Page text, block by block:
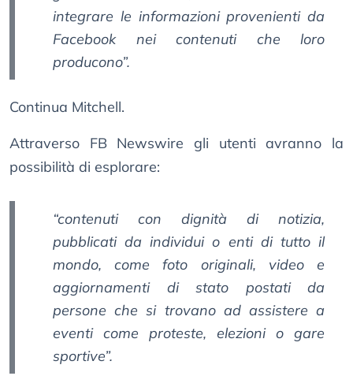
integrare le informazioni provenienti da
Facebook nei contenuti che loro
producono”.
Continua Mitchell.
Attraverso FB Newswire gli utenti avranno la
possibilità di esplorare:
“contenuti con dignità di notizia,
pubblicati da individui o enti di tutto il
mondo, come foto originali, video e
aggiornamenti di stato postati da
persone che si trovano ad assistere a
eventi come proteste, elezioni o gare
sportive”.